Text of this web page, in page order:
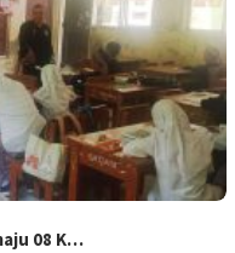
08 K…